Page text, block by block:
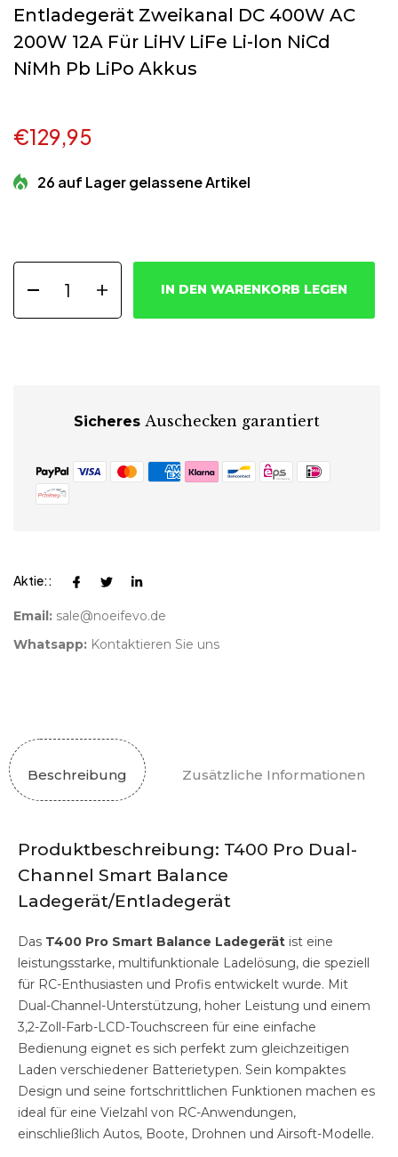
Entladegerät Zweikanal DC 400W AC
200W 12A Für LiHV LiFe Li-lon NiCd
NiMh Pb LiPo Akkus
€129,95
26 auf Lager gelassene Artikel
IN DEN WARENKORB LEGEN
Sicheres Auschecken garantiert
Aktie::
Email: sale@noeifevo.de
Whatsapp: Kontaktieren Sie uns
Beschreibung Zusätzliche Informationen
Produktbeschreibung: T400 Pro Dual-
Channel Smart Balance
Ladegerät/Entladegerät
Das T400 Pro Smart Balance Ladegerät ist eine
leistungsstarke, multifunktionale Ladelösung, die speziell
für RC-Enthusiasten und Profis entwickelt wurde. Mit
Dual-Channel-Unterstützung, hoher Leistung und einem
3,2-Zoll-Farb-LCD-Touchscreen für eine einfache
Bedienung eignet es sich perfekt zum gleichzeitigen
Laden verschiedener Batterietypen. Sein kompaktes
Design und seine fortschrittlichen Funktionen machen es
ideal für eine Vielzahl von RC-Anwendungen,
einschließlich Autos, Boote, Drohnen und Airsoft-Modelle.